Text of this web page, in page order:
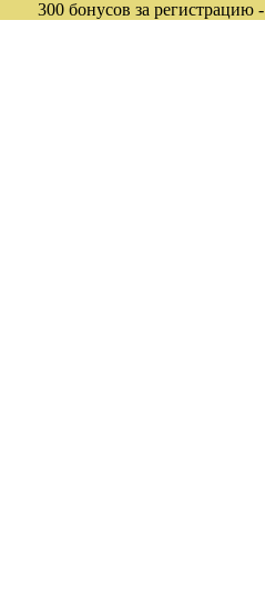
300 бонусов за регистрацию -